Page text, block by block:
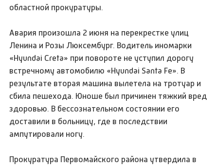
областной прокуратуры.
Авария произошла 2 июня на перекрестке улиц
Ленина и Розы Люксембург. Водитель иномарки
«Hyundai Creta» при повороте не уступил дорогу
встречному автомобилю «Hyundai Santa Fe». В
результате вторая машина вылетела на тротуар и
сбила пешехода. Юноше был причинен тяжкий вред
здоровью. В бессознательном состоянии его
доставили в больницу, где в последствии
ампутировали ногу.
Прокуратура Первомайского района утвердила в